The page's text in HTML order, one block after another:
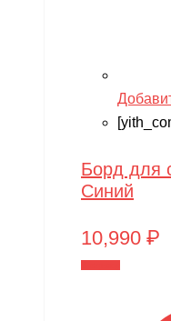
Борд для
Синий
10,990 ₽